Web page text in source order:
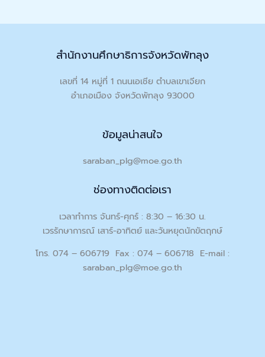
สำนักงานศึกษาธิการจังหวัดพัทลุง
เลขที่ 14 หมู่ที่ 1 ถนนเอเชีย ตำบลเขาเจียก
อำเภอเมือง จังหวัดพัทลุง 93000
ข้อมูลน่าสนใจ
saraban_plg@moe.go.th
ช่องทางติดต่อเรา
เวลาทำการ จันทร์-ศุกร์ : 8:30 – 16:30 น.
เวรรักษาการณ์ เสาร์-อาทิตย์ และวันหยุดนักขัตฤกษ์
โทร. 074 – 606719 Fax : 074 – 606718 E-mail :
saraban_plg@moe.go.th